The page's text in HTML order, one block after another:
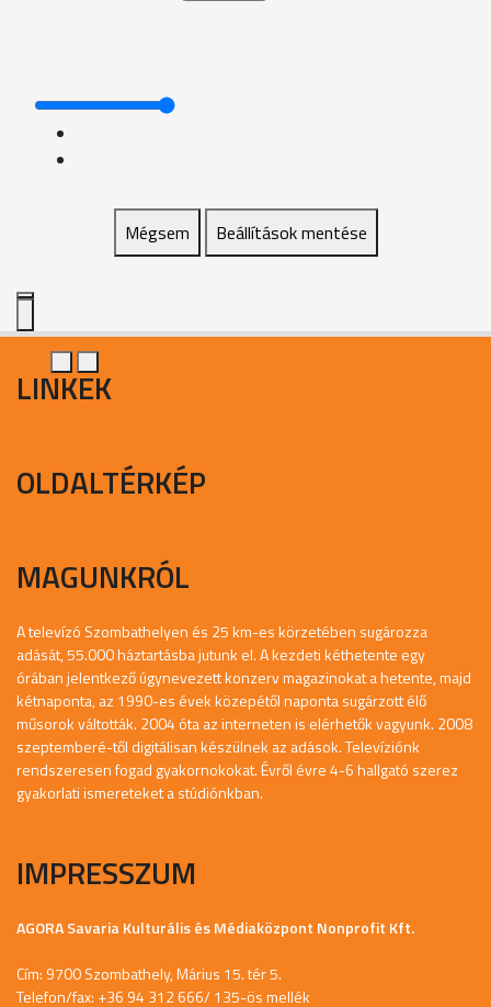
Mégsem Beállítások mentése
LINKEK
OLDALTÉRKÉP
MAGUNKRÓL
A televízó Szombathelyen és 25 km-es körzetében sugározza
adását, 55.000 háztartásba jutunk el. A kezdeti kéthetente egy
órában jelentkező úgynevezett konzerv magazinokat a hetente, majd
kétnaponta, az 1990-es évek közepétől naponta sugárzott élő
műsorok váltották. 2004 óta az interneten is elérhetők vagyunk. 2008
szeptemberé-től digitálisan készülnek az adások. Televíziónk
rendszeresen fogad gyakornokokat. Évről évre 4-6 hallgató szerez
gyakorlati ismereteket a stúdiónkban.
IMPRESSZUM
AGORA Savaria Kulturális és Médiaközpont Nonprofit Kft.
Cím: 9700 Szombathely, Márius 15. tér 5.
Telefon/fax: +36 94 312 666/ 135-ös mellék